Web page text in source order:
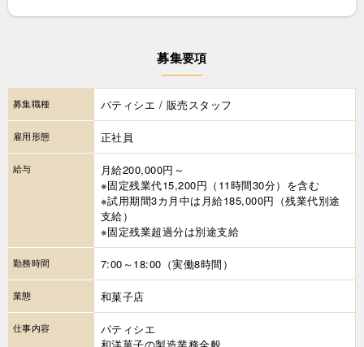
募集要項
募集職種 パティシエ / 販売スタッフ
雇用形態 正社員
給与
月給200,000円～
※固定残業代15,200円（11時間30分）を含む
※試用期間3カ月中は月給185,000円（残業代別途
支給）
※固定残業超過分は別途支給
勤務時間 7:00～18:00（実働8時間）
業態 和菓子店
仕事内容
パティシエ